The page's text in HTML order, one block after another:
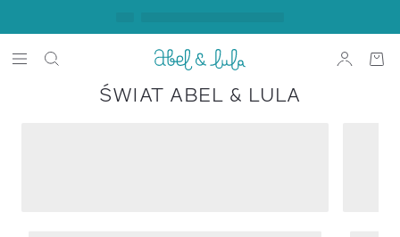
ŚWIAT ABEL & LULA